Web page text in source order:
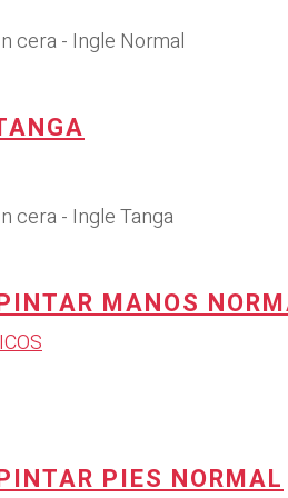
cera - Ingle Normal
cera - Ingle Tanga
MANOS
PIES NORMAL